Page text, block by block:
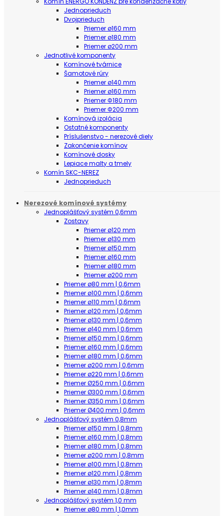
Jednoprieduch
Dvojprieduch
Priemer ø160 mm
Priemer ø180 mm
Priemer ø200 mm
Jednotlivé komponenty
Komínové tvárnice
Šamotové rúry
Priemer ø140 mm
Priemer ø160 mm
Priemer Φ180 mm
Priemer Φ200 mm
Komínová izolácia
Ostatné komponenty
Príslušenstvo - nerezové diely
Zakončenie komínov
Komínové dosky
Lepiace malty a tmely
Komín SKC-NEREZ
Jednoprieduch
Nerezové komínové systémy
Jednoplášťový systém 0,6mm
Zostavy
Priemer ø120 mm
Priemer ø130 mm
Priemer ø150 mm
Priemer ø160 mm
Priemer ø180 mm
Priemer ø200 mm
Priemer ø80 mm | 0,6mm
Priemer ø100 mm | 0,6mm
Priemer ø110 mm | 0,6mm
Priemer ø120 mm | 0,6mm
Priemer ø130 mm | 0,6mm
Priemer ø140 mm | 0,6mm
Priemer ø150 mm | 0,6mm
Priemer ø160 mm | 0,6mm
Priemer ø180 mm | 0,6mm
Priemer ø200 mm | 0,6mm
Priemer ø220 mm | 0,6mm
Priemer Ø250 mm | 0,6mm
Priemer Ø300 mm | 0,6mm
Priemer Ø350 mm | 0,6mm
Priemer Ø400 mm | 0,6mm
Jednoplášťový systém 0,8mm
Priemer ø150 mm | 0,8mm
Priemer ø160 mm | 0,8mm
Priemer ø180 mm | 0,8mm
Priemer ø200 mm | 0,8mm
Priemer ø100 mm | 0,8mm
Priemer ø120 mm | 0,8mm
Priemer ø130 mm | 0,8mm
Priemer ø140 mm | 0,8mm
Jednoplášťový systém 1,0 mm
Priemer ø80 mm | 1,0mm